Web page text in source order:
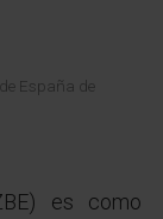
España de
es como